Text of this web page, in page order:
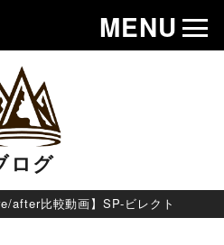
MENU
ログ
after比較動画】SP-ビレクト